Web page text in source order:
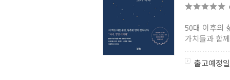
50대 이후의
가치들과 함
출고예정